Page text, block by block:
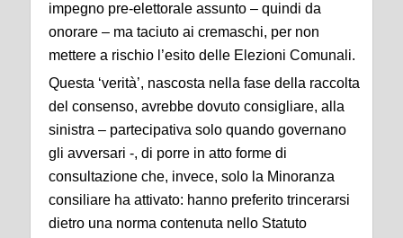
impegno pre-elettorale assunto – quindi da
onorare – ma taciuto ai cremaschi, per non
mettere a rischio l’esito delle Elezioni Comunali.
Questa ‘verità’, nascosta nella fase della raccolta
del consenso, avrebbe dovuto consigliare, alla
sinistra – partecipativa solo quando governano
gli avversari -, di porre in atto forme di
consultazione che, invece, solo la Minoranza
consiliare ha attivato: hanno preferito trincerarsi
dietro una norma contenuta nello Statuto